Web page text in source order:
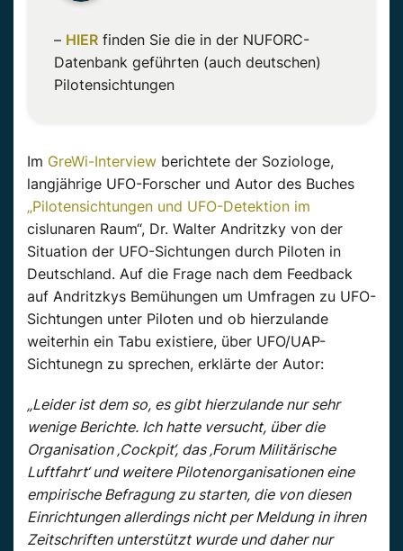
– HIER finden Sie die in der NUFORC-
Datenbank geführten (auch deutschen)
Pilotensichtungen
Im GreWi-Interview berichtete der Soziologe,
langjährige UFO-Forscher und Autor des Buches
„Pilotensichtungen und UFO-Detektion im
cislunaren Raum“, Dr. Walter Andritzky von der
Situation der UFO-Sichtungen durch Piloten in
Deutschland. Auf die Frage nach dem Feedback
auf Andritzkys Bemühungen um Umfragen zu UFO-
Sichtungen unter Piloten und ob hierzulande
weiterhin ein Tabu existiere, über UFO/UAP-
Sichtunegn zu sprechen, erklärte der Autor:
„Leider ist dem so, es gibt hierzulande nur sehr
wenige Berichte. Ich hatte versucht, über die
Organisation ‚Cockpit‘, das ‚Forum Militärische
Luftfahrt‘ und weitere Pilotenorganisationen eine
empirische Befragung zu starten, die von diesen
Einrichtungen allerdings nicht per Meldung in ihren
Zeitschriften unterstützt wurde und daher nur